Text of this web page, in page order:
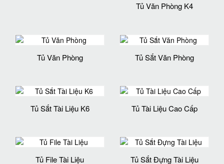
Tủ Văn Phòng K4
Tủ Văn Phòng Tủ Sắt Văn Phòng
Tủ Sắt Tài Liệu K6 Tủ Tài Liệu Cao Cấp
Tủ File Tài Liệu Tủ Sắt Đựng Tài Liệu